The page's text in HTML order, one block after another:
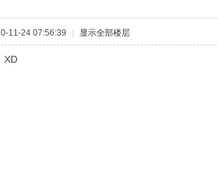
11-24 07:56:39 显示全部楼层
XD